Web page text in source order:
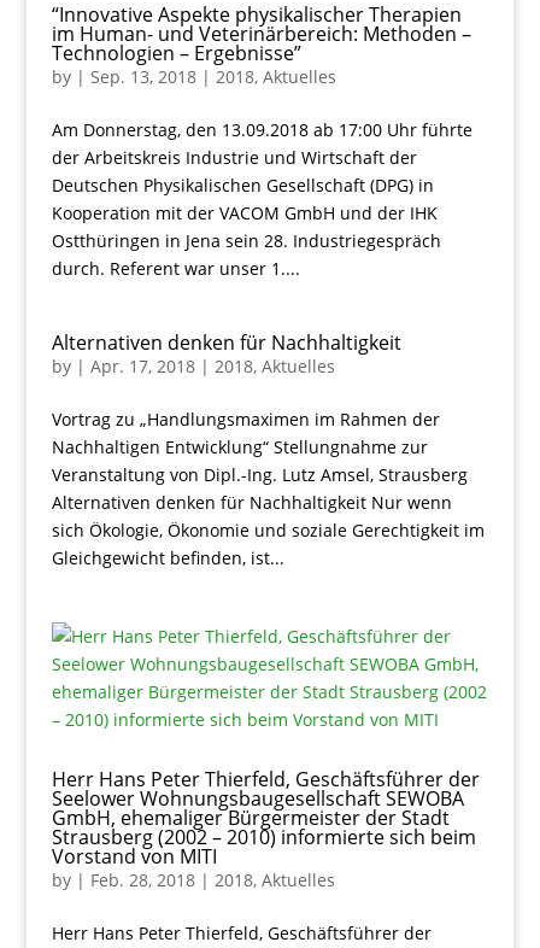
“Innovative Aspekte physikalischer Therapien
im Human- und Veterinärbereich: Methoden –
Technologien – Ergebnisse”
by | Sep. 13, 2018| 2018, Aktuelles
Am Donnerstag, den 13.09.2018 ab 17:00 Uhr führte
der Arbeitskreis Industrie und Wirtschaft der
Deutschen Physikalischen Gesellschaft (DPG) in
Kooperation mit der VACOM GmbH und der IHK
Ostthüringen in Jena sein 28. Industriegespräch
durch. Referent war unser 1....
Alternativen denken für Nachhaltigkeit
by | Apr. 17, 2018| 2018, Aktuelles
Vortrag zu „Handlungsmaximen im Rahmen der
Nachhaltigen Entwicklung“ Stellungnahme zur
Veranstaltung von Dipl.-Ing. Lutz Amsel, Strausberg
Alternativen denken für Nachhaltigkeit Nur wenn
sich Ökologie, Ökonomie und soziale Gerechtigkeit im
Gleichgewicht befinden, ist...
Herr Hans Peter Thierfeld, Geschäftsführer der
Seelower Wohnungsbaugesellschaft SEWOBA
GmbH, ehemaliger Bürgermeister der Stadt
Strausberg (2002 – 2010) informierte sich beim
Vorstand von MITI
by | Feb. 28, 2018| 2018, Aktuelles
Herr Hans Peter Thierfeld, Geschäftsführer der